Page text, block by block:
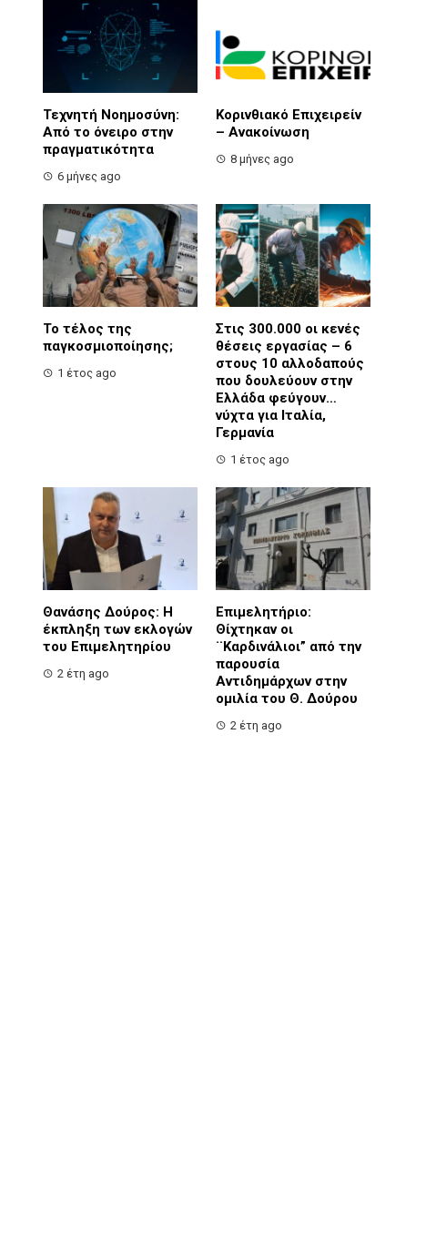
Τεχνητή Νοημοσύνη:
Από το όνειρο στην
πραγματικότητα
6 μήνες ago
Κορινθιακό Επιχειρείν
– Ανακοίνωση
8 μήνες ago
Το τέλος της
παγκοσμιοποίησης;
1 έτος ago
Στις 300.000 οι κενές
θέσεις εργασίας – 6
στους 10 αλλοδαπούς
που δουλεύουν στην
Ελλάδα φεύγουν…
νύχτα για Ιταλία,
Γερμανία
1 έτος ago
Θανάσης Δούρος: Η
έκπληξη των εκλογών
του Επιμελητηρίου
2 έτη ago
Επιμελητήριο:
Θίχτηκαν οι
¨Καρδινάλιοι” από την
παρουσία
Αντιδημάρχων στην
ομιλία του Θ. Δούρου
2 έτη ago